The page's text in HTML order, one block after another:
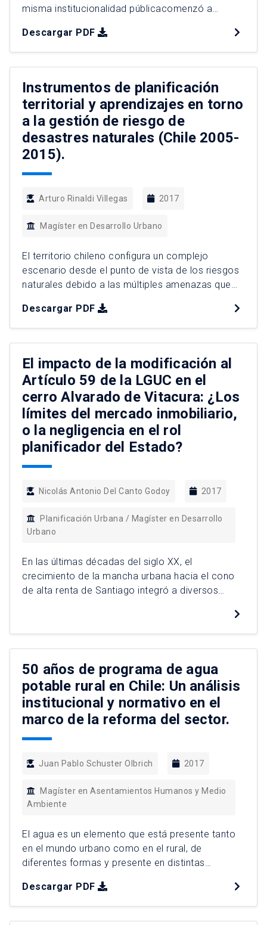
misma institucionalidad públicacomenzó a
más icónico a esta transformación han sido
equipamientos públicos edificados,
principalmente, en sectores deficitarios de la
ciudad, por ejemplo, en la Ciudadela Nuevo
Occidente:un conjunto de aproximadamente
16.000 viviendas de interés social desarrollado
desde […]
Descargar PDF
Instrumentos de planificación
territorial y aprendizajes en torno
a la gestión de riesgo de
desastres naturales (Chile 2005-
2015).
Arturo Rinaldi Villegas 2017
Magíster en Desarrollo Urbano
El territorio chileno configura un complejo
escenario desde el punto de vista de los riesgos
naturales debido a las múltiples amenazas que
constantemente asediado por eventos de origen
antrópico y natural que, en la mayoría de los
casos, devienen en desastres o catástrofes que
traen consigo pérdidas humanas y […]
Descargar PDF
El impacto de la modificación al
Artículo 59 de la LGUC en el
cerro Alvarado de Vitacura: ¿Los
límites del mercado inmobiliario,
o la negligencia en el rol
planificador del Estado?
Nicolás Antonio Del Canto Godoy 2017
Planificación Urbana / Magíster en Desarrollo
Urbano
En las últimas décadas del siglo XX, el
crecimiento de la mancha urbana hacia el cono
de alta renta de Santiago integró a diversos
cerros islas. Esta tesis aborda esencialmente el
caso del cerro Alvarado a partir de la
modificación al Artículo 59 de la Ley General de
[…]
50 años de programa de agua
potable rural en Chile: Un análisis
institucional y normativo en el
marco de la reforma del sector.
Juan Pablo Schuster Olbrich 2017
Magíster en Asentamientos Humanos y Medio
Ambiente
El agua es un elemento que está presente tanto
en el mundo urbano como en el rural, de
diferentes formas y presente en distintas
que en el mundo rural comenzó a ser parte del
mismo a partir del año 1964 cuando se
implementa en Chile el Programa de […]
Descargar PDF